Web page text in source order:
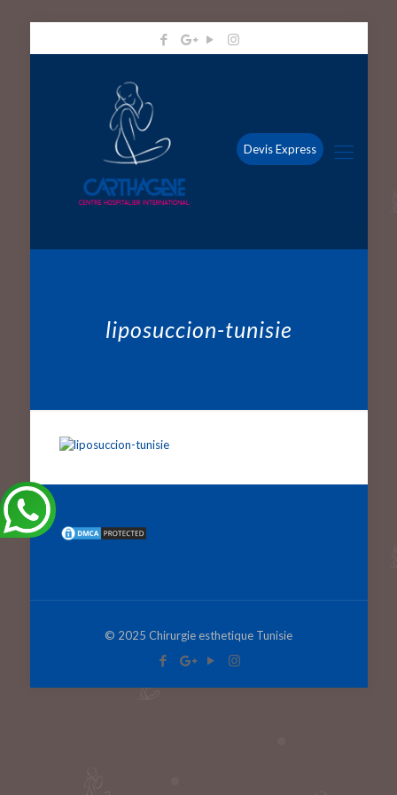
Devis Express
liposuccion-tunisie
© 2025 Chirurgie esthetique Tunisie